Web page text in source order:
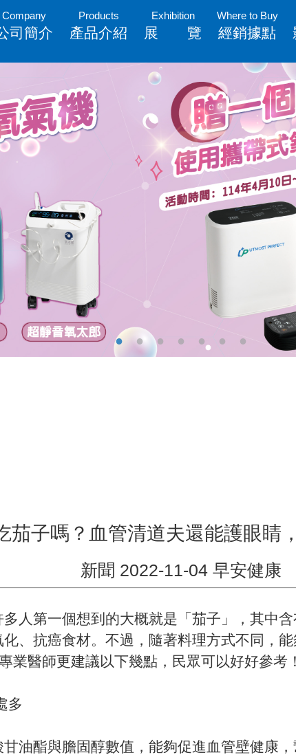
Company
司簡介
Products
產品介紹
Exhibition
展 覽
Where to Buy
經銷據點
茄子嗎？血管清道夫還能護眼睛
新聞 2022-11-04 早安健康
多人第一個想到的大概就是「茄子」，其中
、抗癌食材。不過，隨著料理方式不同，
業醫師更建議以下幾點，民眾可以好好參考！
多
油酯與膽固醇數值，能夠促進血管壁健康